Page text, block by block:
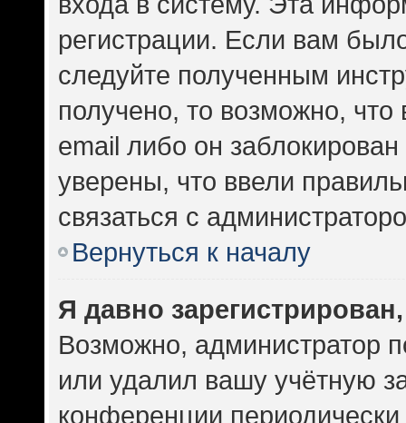
регистрации. Если вам
следуйте полученным
получено, то возможно,
email либо он
уверены, что ввели
связаться с
Вернуться к началу
Я давно
Возможно, администратор
или удалил вашу учётную
конференции